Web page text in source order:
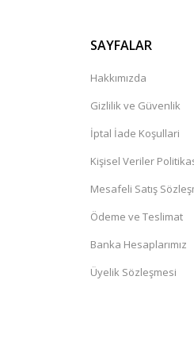
SAYFALAR
Hakkımızda
Gizlilik ve Güvenlik
İptal İade Koşullari
Kişisel Veriler
Mesafeli Satış
Ödeme ve Teslimat
Banka Hesaplarımız
Üyelik Sözleşmesi